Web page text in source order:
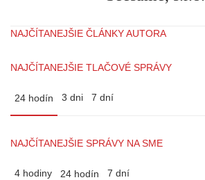
NAJČÍTANEJŠIE ČLÁNKY AUTORA
NAJČÍTANEJŠIE TLAČOVÉ SPRÁVY
24 hodín 3 dni 7 dní
NAJČÍTANEJŠIE SPRÁVY NA SME
4 hodiny 24 hodín 7 dní